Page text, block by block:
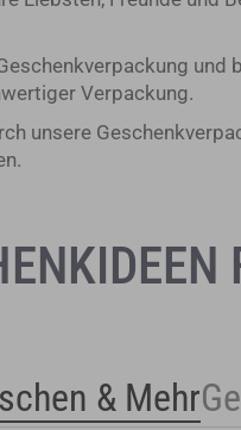
Verpackung.
unsere
& Mehr